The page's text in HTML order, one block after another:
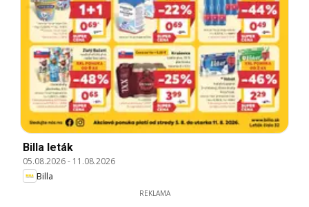
Billa leták
05.08.2026- 11.08.2026
Billa
REKLAMA